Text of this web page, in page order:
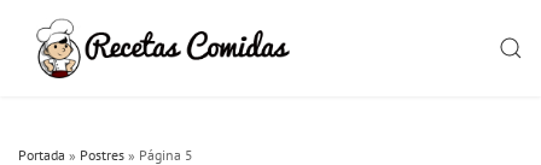
content
Portada » Postres » Página 5